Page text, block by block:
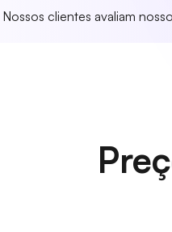
Nossos clientes avaliam